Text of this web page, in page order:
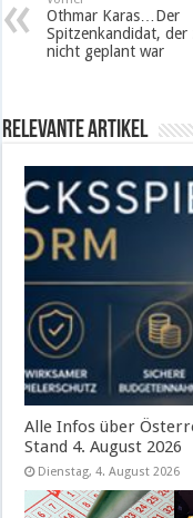
Othmar Karas…Der
Spitzenkandidat, der
nicht geplant war
Relevante Artikel
Alle Infos über
Stand 4. August 2026
Dienstag, 4. August 2026